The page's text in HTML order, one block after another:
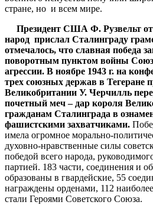
стране, но и всем мире.
Президент США Ф. Рузвельт от
народ прислал Сталинграду
отмечалось, что славная победа
поворотным пунктом войны
агрессии. В ноябре 1943 г. на
трех союзных держав в Тегеране
Великобритании У. Черчилль
почетный меч – дар короля
гражданам Сталинграда в
фашистскими захватчиками.
имела огромное морально-
духовно-нравственные силы
победой всего народа,
партией. 183 части, соединения и
образованы в гвардейские, 55
награждены орденами, 112
стали Героями Советского Союза.